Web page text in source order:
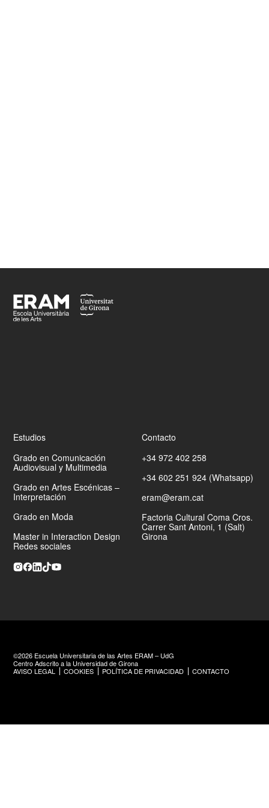
Footer
Estudios
Grado en Comunicación
Audiovisual y Multimedia
Grado en Artes Escénicas –
Interpretación
Grado en Moda
Master in Interaction Design
Contacto
+34 972 402 258
+34 602 251 924 (Whatsapp)
eram@eram.cat
Factoria Cultural Coma Cros.
Carrer Sant Antoni, 1 (Salt)
Girona
Redes sociales
©2026 Escuela Universitaria de las Artes ERAM – UdG
Centro Adscrito a la Universidad de Girona
AVISO LEGAL
COOKIES POLÍTICA DE PRIVACIDAD CONTACTO